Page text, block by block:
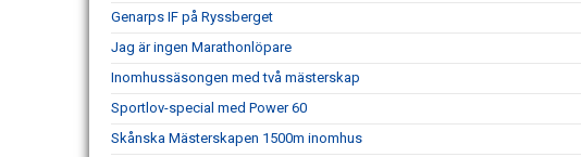
Genarps IF på Ryssberget
Jag är ingen Marathonlöpare
Inomhussäsongen med två mästerskap
Sportlov-special med Power 60
Skånska Mästerskapen 1500m inomhus